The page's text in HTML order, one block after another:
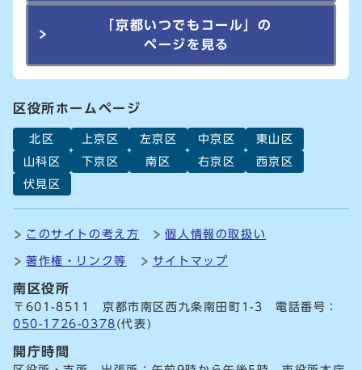
「京都いつでもコール」の
ページを見る
区役所ホームページ
北区 上京区 左京区 中京区
東山区
山科区
下京区 南区 右京区
西京区
伏見区
このサイトの考え方 個人情報の取扱い
著作権・リンク等 サイトマップ
南区役所
〒601-8511 京都市南区西九条南田町1-3 電話番号：
050-1726-0378 (代表)
開庁時間